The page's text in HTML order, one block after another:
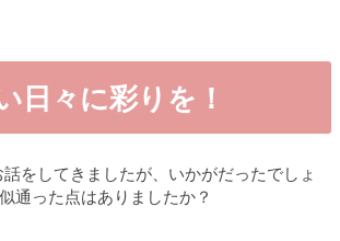
日々に彩りを！
をしてきましたが、いかがだったでしょ
通った点はありましたか？